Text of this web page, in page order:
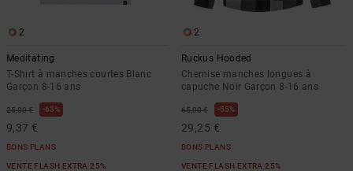
2
Meditating
T-Shirt à manches courtes Blanc
Garçon 8-16 ans
25,00 € 63%
9,37 €
BONS PLANS
VENTE FLASH EXTRA 25%
2
Ruckus Hooded
Chemise manches longues à
capuche Noir Garçon 8-16 ans
65,00 € 55%
29,25 €
BONS PLANS
VENTE FLASH EXTRA 25%